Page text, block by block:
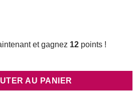
et gagnez 12 points !
de Rioucrieux blanc 2025
AU PANIER